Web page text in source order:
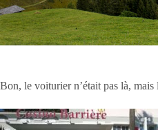
Bon, le voiturier n’était pas là, mais